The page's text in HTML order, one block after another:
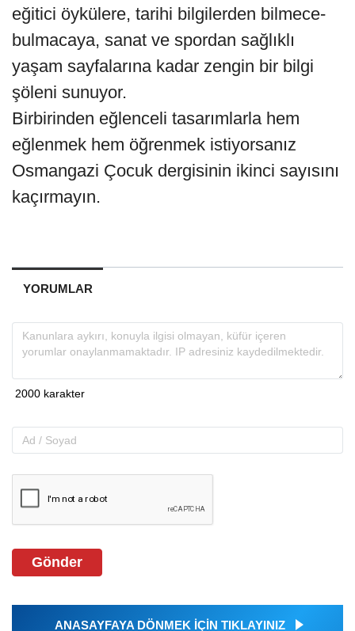
eğitici öykülere, tarihi bilgilerden bilmece-
bulmacaya, sanat ve spordan sağlıklı
yaşam sayfalarına kadar zengin bir bilgi
şöleni sunuyor.
Birbirinden eğlenceli tasarımlarla hem
eğlenmek hem öğrenmek istiyorsanız
Osmangazi Çocuk dergisinin ikinci sayısını
kaçırmayın.
YORUMLAR
Gönder
ANASAYFAYA DÖNMEK İÇİN TIKLAYINIZ